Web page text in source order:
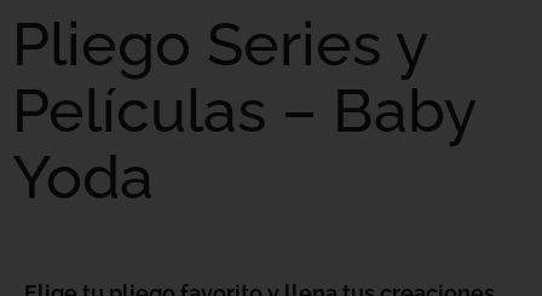
Pliego Series y
Películas – Baby
Yoda